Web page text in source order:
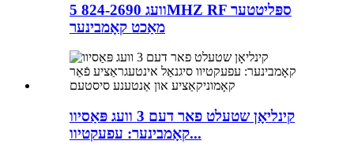
5 וועג 824-2690MHZ RF ספּליטטער
מאַכט קאָמבינער
קינליאָן שטעלט פאר דעם 3 וועג פּאַסיוו
קאָמבינער: עפעקטיוו...